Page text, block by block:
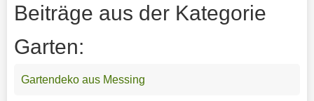
Beiträge aus der Kategorie
Garten:
Gartendeko aus Messing